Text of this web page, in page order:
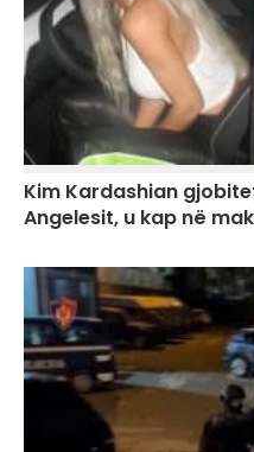
Kim Kardashian
Angelesit, u kap në